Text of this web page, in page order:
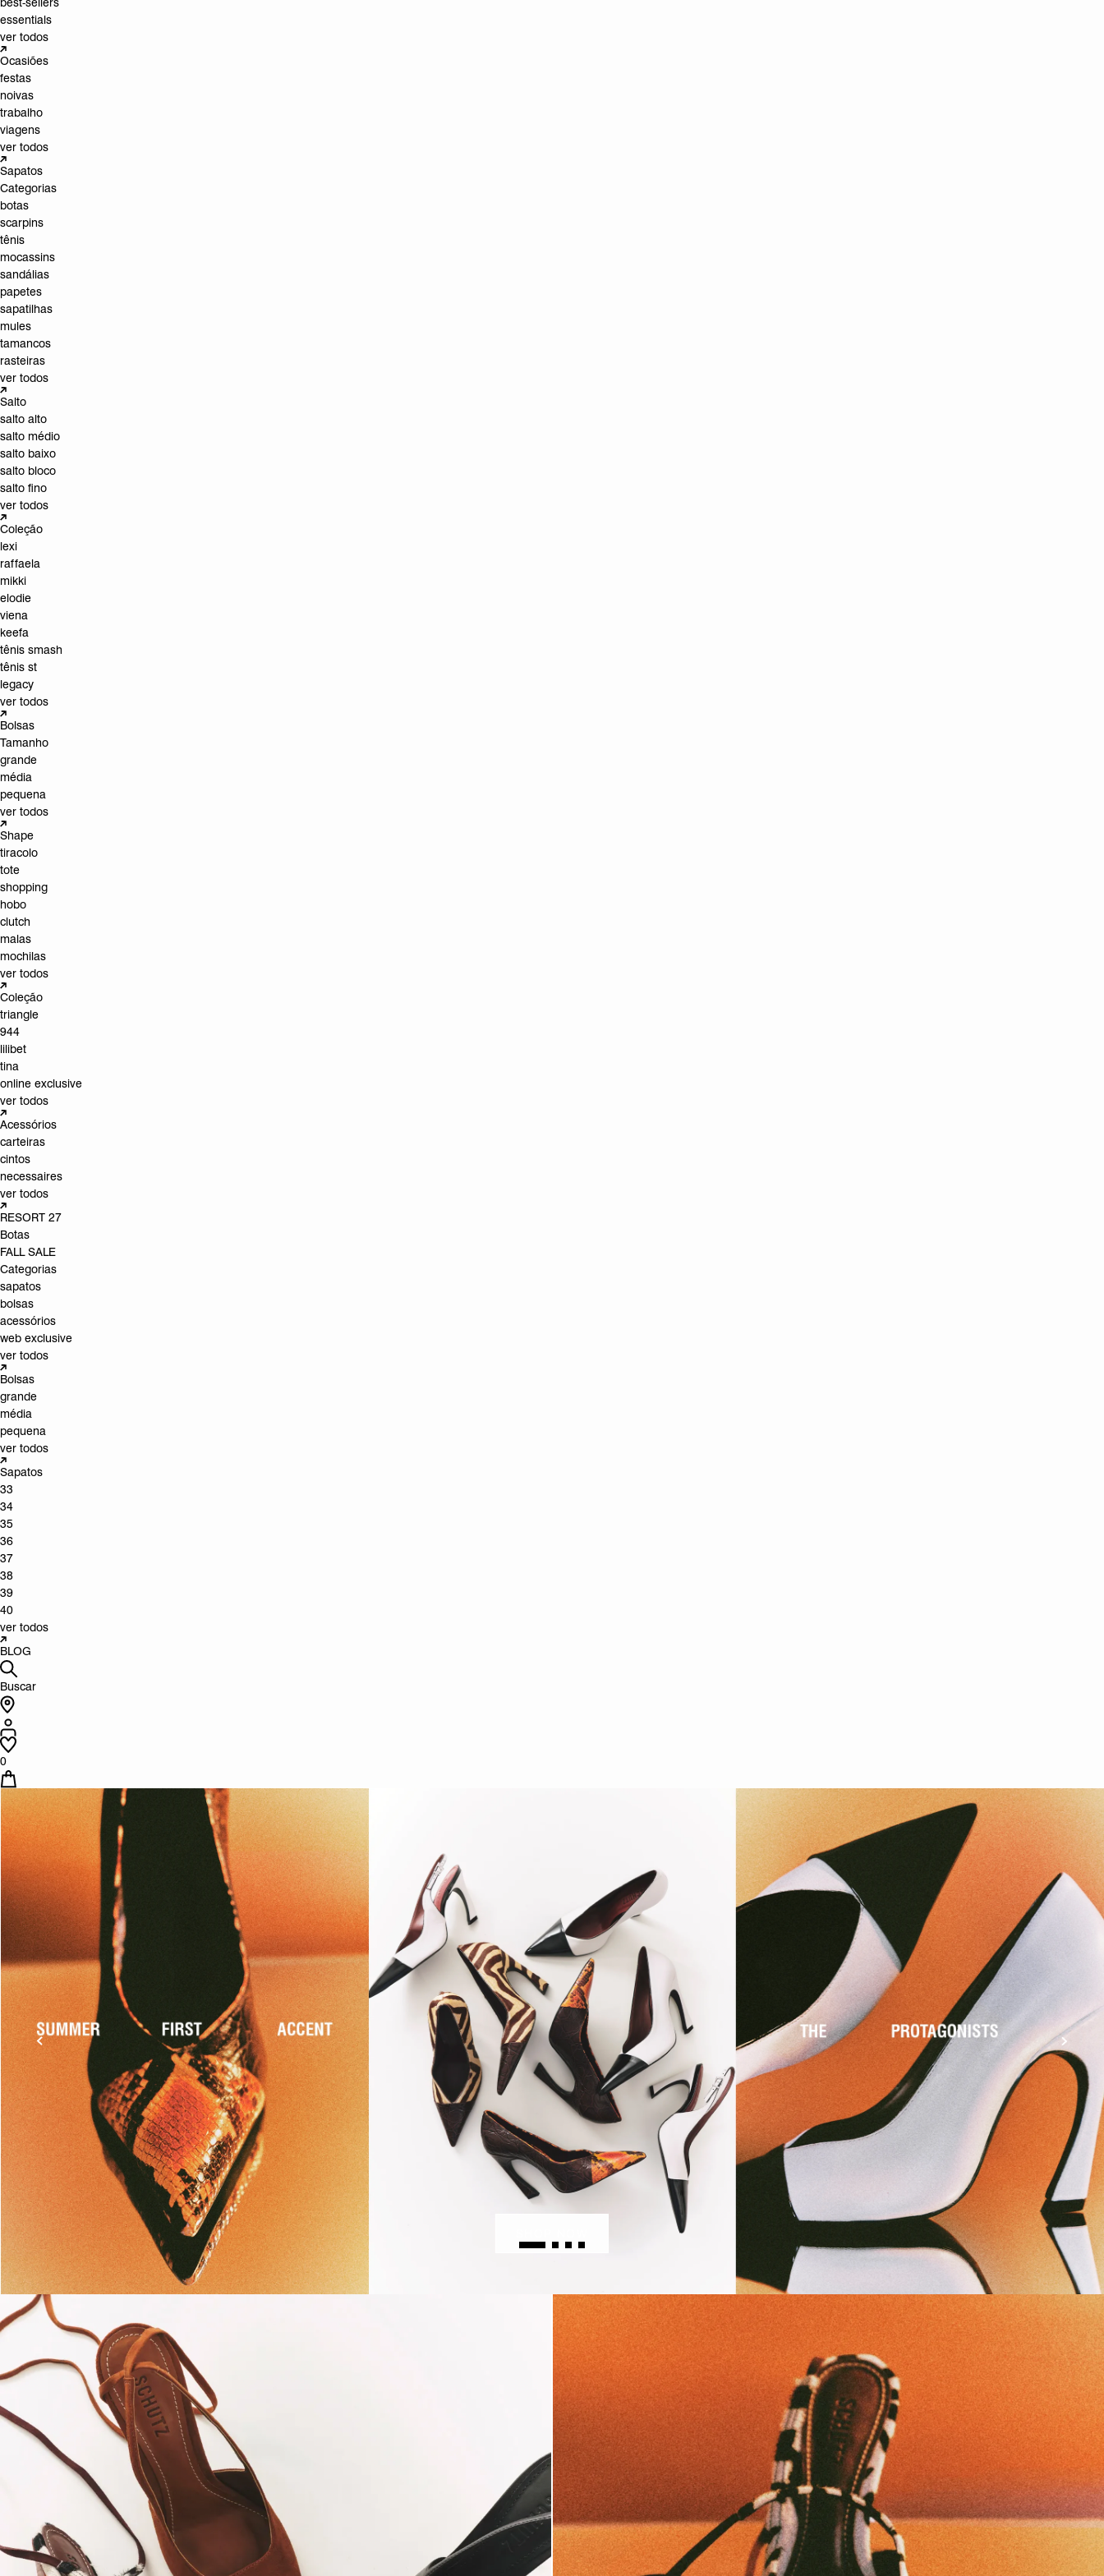
essentials
ver todos
Ocasiões
festas
noivas
trabalho
viagens
ver todos
Sapatos
Categorias
botas
scarpins
tênis
mocassins
sandálias
papetes
sapatilhas
mules
tamancos
rasteiras
ver todos
Salto
salto alto
salto médio
salto baixo
salto bloco
salto fino
ver todos
Coleção
lexi
raffaela
mikki
elodie
viena
keefa
tênis smash
tênis st
legacy
ver todos
Bolsas
Tamanho
grande
média
pequena
ver todos
Shape
tiracolo
tote
shopping
hobo
clutch
malas
mochilas
ver todos
Coleção
triangle
944
lilibet
tina
online exclusive
ver todos
Acessórios
carteiras
cintos
necessaires
ver todos
RESORT 27
Botas
FALL SALE
Categorias
sapatos
bolsas
acessórios
web exclusive
ver todos
Bolsas
grande
média
pequena
ver todos
Sapatos
33
34
35
36
37
38
39
40
ver todos
BLOG
Buscar
0